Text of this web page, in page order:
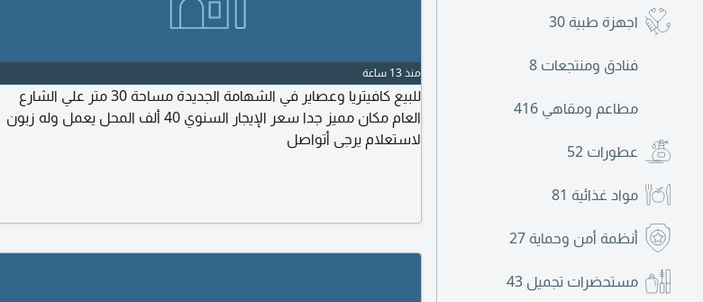
اجهزة طبية 30
فنادق ومنتجعات 8
مطاعم ومقاهي 416
عطورات 52
مواد غذائية 81
أنظمة أمن وحماية 27
مستحضرات تجميل 43
منذ 13 ساعة
للبيع كافيتريا وعصاير في الشهامة الجديدة مساحة 30 متر علي الشارع
العام مكان مميز جدا سعر الإيجار السنوي 40 ألف المحل يعمل وله زبون
لاستعلام يرجى أتواصل